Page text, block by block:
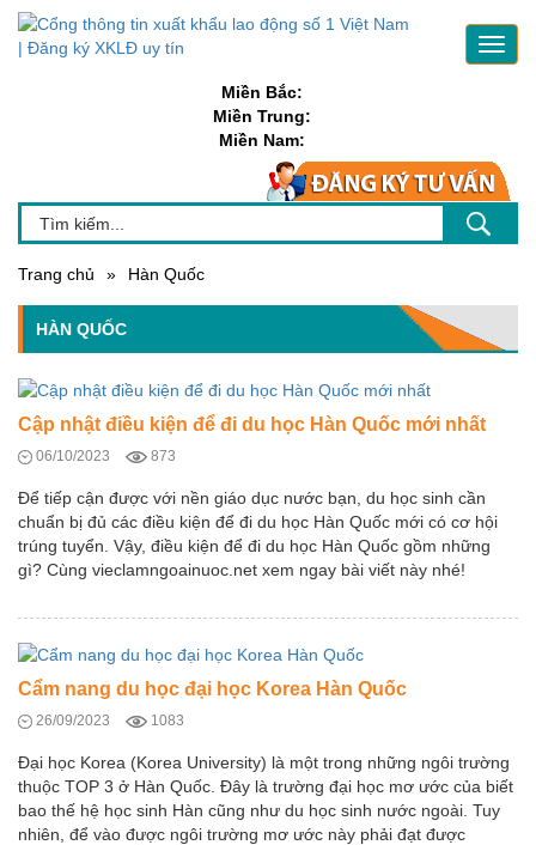
Miền Bắc:
Miền Trung:
Miền Nam:
Trang chủ » Hàn Quốc
HÀN QUỐC
Cập nhật điều kiện để đi du học Hàn Quốc mới nhất
06/10/2023 873
Để tiếp cận được với nền giáo dục nước bạn, du học sinh cần
chuẩn bị đủ các điều kiện để đi du học Hàn Quốc mới có cơ hội
trúng tuyển. Vậy, điều kiện để đi du học Hàn Quốc gồm những
gì? Cùng vieclamngoainuoc.net xem ngay bài viết này nhé!
Cẩm nang du học đại học Korea Hàn Quốc
26/09/2023 1083
Đại học Korea (Korea University) là một trong những ngôi trường
thuộc TOP 3 ở Hàn Quốc. Đây là trường đại học mơ ước của biết
bao thế hệ học sinh Hàn cũng như du học sinh nước ngoài. Tuy
nhiên, để vào được ngôi trường mơ ước này phải đạt được